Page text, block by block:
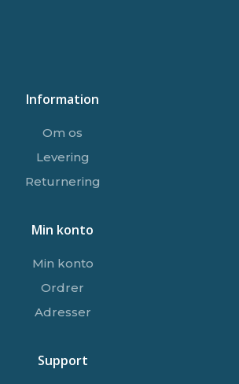
Information
Om os
Levering
Returnering
Min konto
Min konto
Ordrer
Adresser
Support